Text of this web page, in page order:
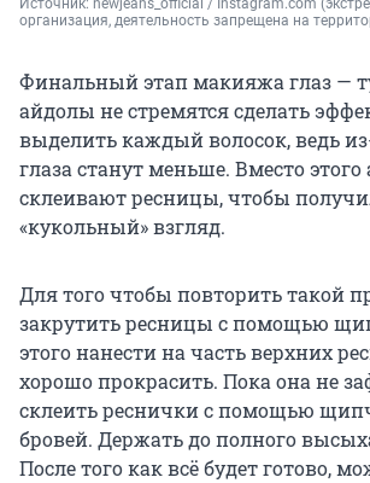
Источник: newjeans_official / Instagram.com
организация, деятельность запрещена на
Финальный этап макияжа глаз —
айдолы не стремятся сделать
выделить каждый волосок, ведь
глаза станут меньше. Вместо этого
склеивают ресницы, чтобы
«кукольный» взгляд.
Для того чтобы повторить такой
закрутить ресницы с помощью
этого нанести на часть верхних
хорошо прокрасить. Пока она не
склеить реснички с помощью
бровей. Держать до полного
После того как всё будет готово,